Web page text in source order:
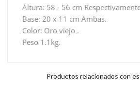
Altura: 58 - 56 cm
Base: 20 x 11 cm Ambas.
Color: Oro viejo .
Peso 1.1kg.
Productos relacionados con